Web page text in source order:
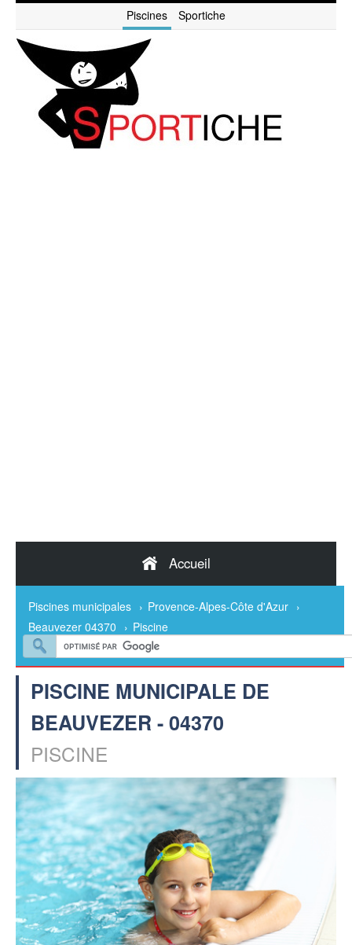
Piscines Sportiche
Accueil
Piscines municipales › Provence-Alpes-Côte d'Azur ›
Beauvezer 04370 › Piscine
PISCINE MUNICIPALE DE
BEAUVEZER - 04370
PISCINE